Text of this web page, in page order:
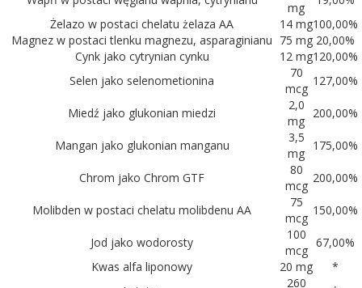
mg
Żelazo w postaci chelatu żelaza AA
14 mg100,00%
Magnez w postaci tlenku magnezu, asparaginianu 75 mg 20,00%
Cynk jako cytrynian cynku
12 mg120,00%
Selen jako selenometionina
70
mcg
127,00%
Miedź jako glukonian miedzi
2,0
mg
200,00%
Mangan jako glukonian manganu
3,5
mg
175,00%
Chrom jako Chrom GTF
80
mcg
200,00%
Molibden w postaci chelatu molibdenu AA
75
mcg
150,00%
Jod jako wodorosty
100
mcg
67,00%
Kwas alfa liponowy
20 mg
*
260